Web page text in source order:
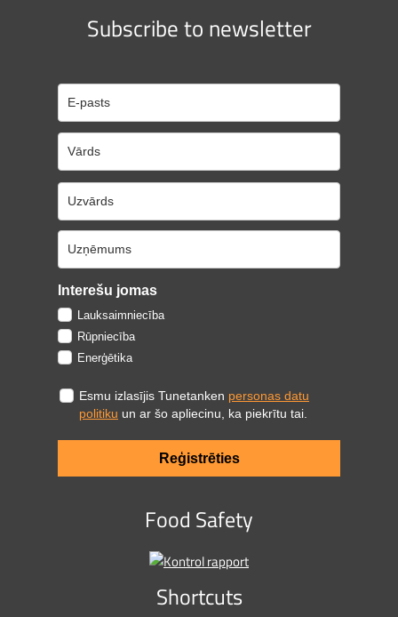
Subscribe to newsletter
Interešu jomas
Lauksaimniecība
Rūpniecība
Enerģētika
Esmu izlasījis Tunetanken personas datu
politiku un ar šo apliecinu, ka piekrītu tai.
Reģistrēties
Food Safety
Shortcuts